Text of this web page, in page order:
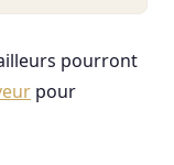
pourront
pour